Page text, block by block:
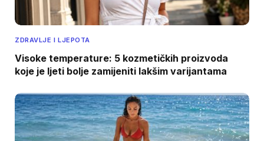
ZDRAVLJE I LJEPOTA
Visoke temperature: 5 kozmetičkih proizvoda
koje je ljeti bolje zamijeniti lakšim varijantama